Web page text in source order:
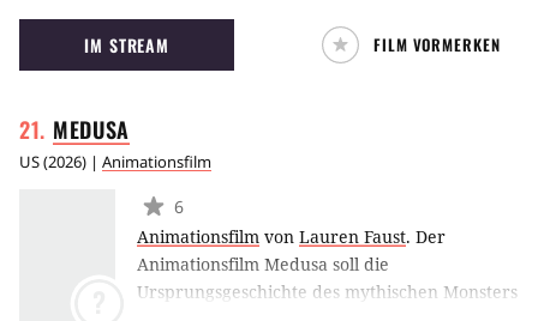
abenteuerlichen Ausflug in den
brasilianischen Dschungel.
IM STREAM FILM VORMERKEN
MEDUSA
US(2026) | Animationsfilm
6
Animationsfilm von Lauren Faust. Der
Animationsfilm Medusa soll die
Ursprungsgeschichte des mythischen Monsters